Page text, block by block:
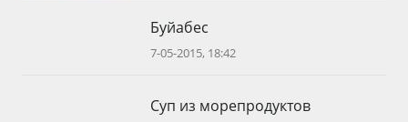
Буйабес
7-05-2015, 18:42
Суп из морепродуктов